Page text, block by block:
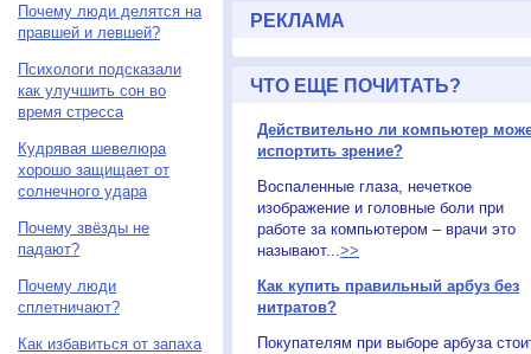
Почему люди делятся на
правшей и левшей?
Психологи подсказали
как улучшить сон во
время стресса
Кудрявая шевелюра
хорошо защищает от
солнечного удара
Почему звёзды не
падают?
Почему люди
сплетничают?
Как избавиться от запаха
РЕКЛАМА
ЧТО ЕЩЕ ПОЧИТАТЬ?
Действительно ли компьютер
испортить зрение?
Воспаленные глаза, нечеткое
изображение и головные боли при
работе за компьютером – врачи это
называют...>>
Как купить правильный арбуз без
нитратов?
Покупателям при выборе арбуза